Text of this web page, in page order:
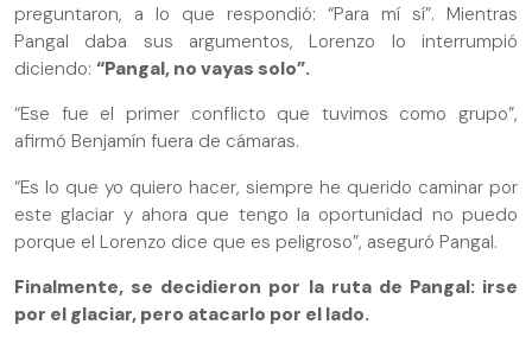
preguntaron, a lo que respondió: “Para mí sí”. Mientras
Pangal daba sus argumentos, Lorenzo lo interrumpió
diciendo: “Pangal, no vayas solo”.
“Ese fue el primer conflicto que tuvimos como grupo”,
afirmó Benjamín fuera de cámaras.
“Es lo que yo quiero hacer, siempre he querido caminar por
este glaciar y ahora que tengo la oportunidad no puedo
porque el Lorenzo dice que es peligroso”, aseguró Pangal.
Finalmente, se decidieron por la ruta de Pangal: irse
por el glaciar, pero atacarlo por el lado.